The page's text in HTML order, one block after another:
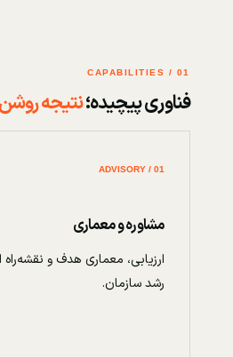
01 / CAPABILITIES
فناوری پیچیده؛نتیجه
01 / ADVISORY
مشاوره و معماری
ارزیابی، معماری هدف و
رشد سازمان.